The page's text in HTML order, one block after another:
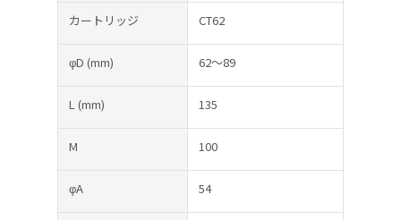
カートリッジ CT62
φD (mm) 62～89
L (mm) 135
M 100
φA 54